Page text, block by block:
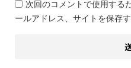
次回のコメントで使用する
ールアドレス、サイトを保存す